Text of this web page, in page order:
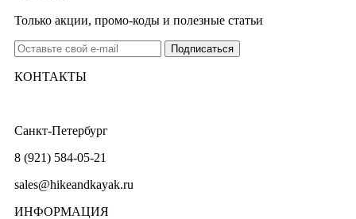
Только акции, промо-коды и полезные статьи
КОНТАКТЫ
Санкт-Петербург
8 (921) 584-05-21
sales@hikeandkayak.ru
ИНФОРМАЦИЯ